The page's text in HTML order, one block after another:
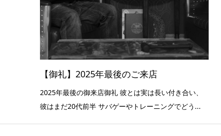
【御礼】2025年最後のご来店
2025年最後の御来店御礼 彼とは実は長い付き合い、
彼はまだ20代前半 サバゲーやトレーニングでどう...